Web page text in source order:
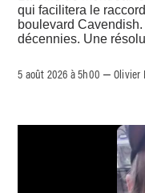
qui facilitera le
boulevard
décennies. Une
5 août 2026 à 5h00 –Olivier